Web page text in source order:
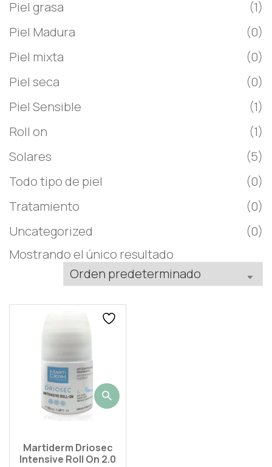
Piel grasa
(1)
Piel Madura
(0)
Piel mixta
(0)
Piel seca
(0)
Piel Sensible
(1)
Roll on
(1)
Solares
(5)
Todo tipo de piel
(0)
Tratamiento
(0)
Uncategorized
(0)
Mostrando el único resultado
Martiderm Driosec
Intensive Roll On 2.0